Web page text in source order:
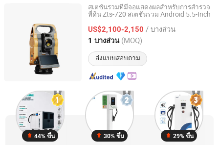
สเตชันรวมที่มีจอแสดงผลสำหรับการสำรวจ
ที่ดิน Zts-720 สเตชันรวม Android 5.5-Inch
US$2,100-2,150 / บางส่วน
1 บางส่วน (MOQ)
ส่งแบบสอบถาม
SHANGRAO HAODI IMP&EXP TRADING CO., LTD.
Jiangxi, China อัตราจาก 2018
44% ขึ้น 30% ขึ้น 29% ขึ้น